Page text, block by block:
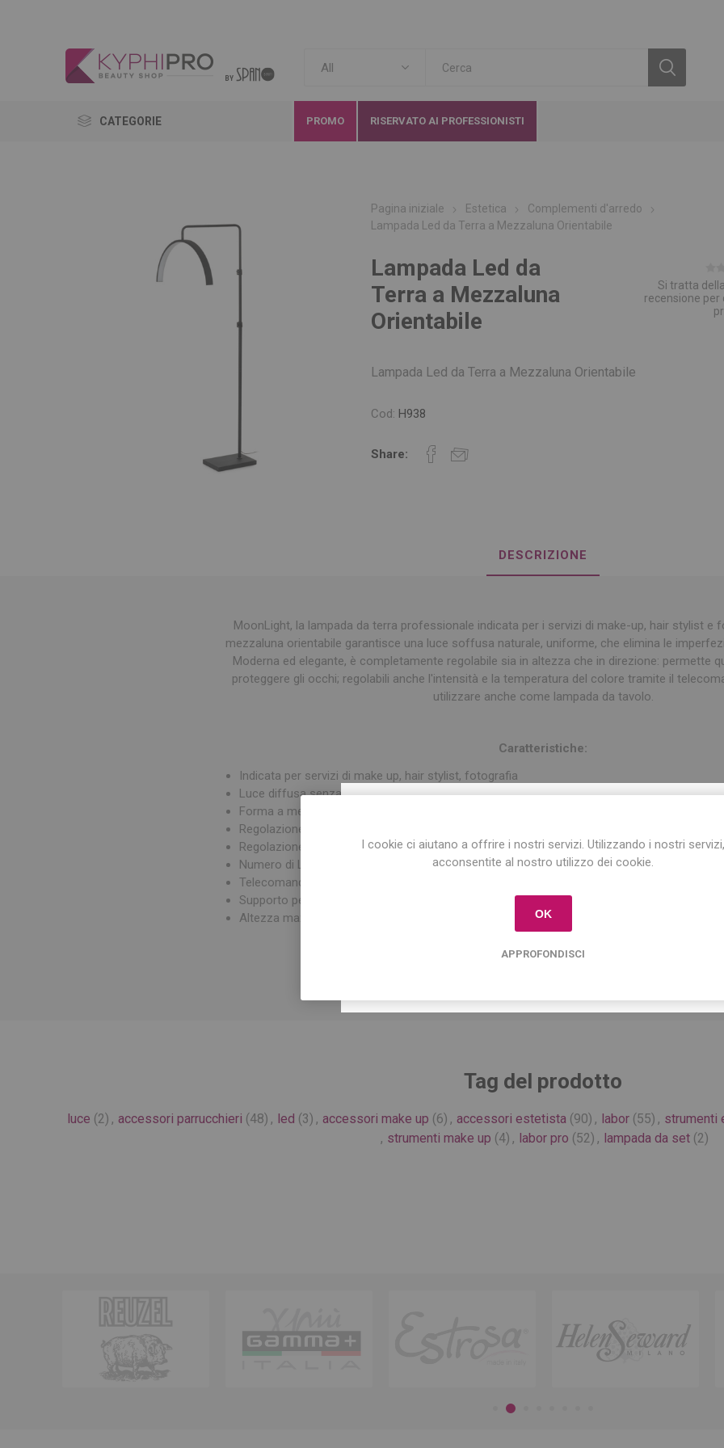
Iscriviti per conoscere le nostre ultime offerte
CATEGORIE PROMO RISERVATO AI PROFESSIONISTI
Pagina iniziale Estetica
Complementi d'arredo
Lampada Led da Terra a Mezzaluna Orientabile
Lampada Led da
Terra a Mezzaluna
Orientabile
Si tratta
recensione per
Lampada Led da Terra a Mezzaluna Orientabile
Cod: H938
Share:
DESCRIZIONE
MoonLight, la lampada da terra professionale indicata per i servizi di make-up, hair stylist e
mezzaluna orientabile garantisce una luce soffusa naturale, uniforme, che elimina le
Moderna ed elegante, è completamente regolabile sia in altezza che in direzione: permette
proteggere gli occhi; regolabili anche l'intensità e la temperatura del colore tramite il
utilizzare anche come lampada da tavolo.
Caratteristiche:
Indicata per servizi di make up, hair stylist, fotografia
Luce diffusa senza ombre
Forma a mezza luna orientabile
Regolazione dell'intensità della luce
Regolazione della tonalità della luce (calda/fredda)
Numero di LED: 300
Telecomando incluso
Supporto per smartphone incluso
Altezza max: 1,8 m
Tag del prodotto
luce (2) , accessori parrucchieri (48) , led (3) , accessori make up (6) , accessori estetista (90) , labor (55) , strumenti
, strumenti make up (4) , labor pro (52) , lampada da set (2)
I cookie ci aiutano a offrire i nostri servizi. Utilizzando i nostri servizi,
acconsentite al nostro utilizzo dei cookie.
OK
APPROFONDISCI